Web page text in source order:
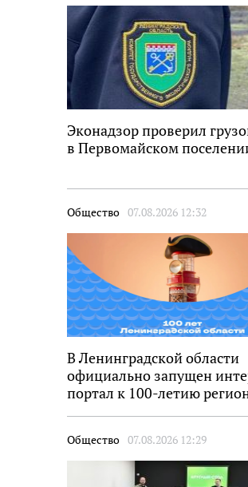
Эконадзор проверил
в Первомайском
Общество 07.08.2026 12:32
В Ленинградской области
официально запущен
портал к 100-летию
Общество 07.08.2026 12:29